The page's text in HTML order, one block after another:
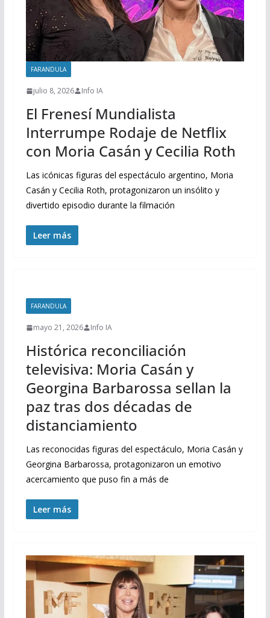
FARANDULA
julio 8, 2026 Info IA
El Frenesí Mundialista
Interrumpe Rodaje de Netflix
con Moria Casán y Cecilia Roth
Las icónicas figuras del espectáculo argentino, Moria
Casán y Cecilia Roth, protagonizaron un insólito y
divertido episodio durante la filmación
Leer más
FARANDULA
mayo 21, 2026 Info IA
Histórica reconciliación
televisiva: Moria Casán y
Georgina Barbarossa sellan la
paz tras dos décadas de
distanciamiento
Las reconocidas figuras del espectáculo, Moria Casán y
Georgina Barbarossa, protagonizaron un emotivo
acercamiento que puso fin a más de
Leer más